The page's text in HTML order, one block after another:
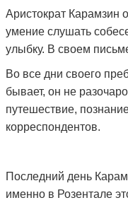
Аристократ Карамзин
умение слушать
улыбку. В своем
Во все дни своего
бывает, он не
путешествие,
корреспондентов.
Последний день
именно в Розентале